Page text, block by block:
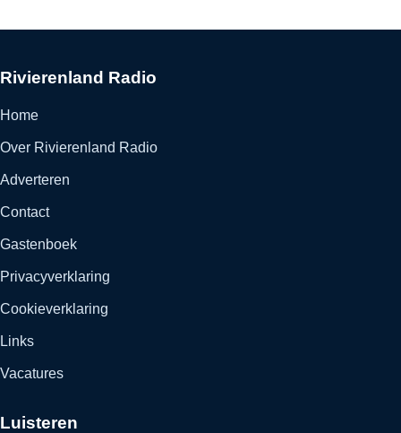
Rivierenland Radio
Home
Over Rivierenland Radio
Adverteren
Contact
Gastenboek
Privacyverklaring
Cookieverklaring
Links
Vacatures
Luisteren